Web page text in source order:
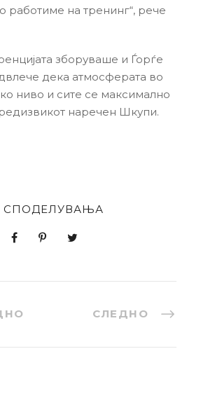
работиме на тренинг“, рече
зборуваше и Ѓорѓе
дека атмосферата во
ниво и сите се максимално
наречен Шкупи.
СПОДЕЛУВАЊА
СЛЕДНО